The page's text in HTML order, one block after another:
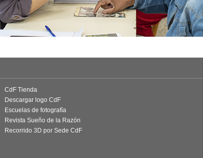
CdF Tienda
Descargar logo CdF
Escuelas de fotografía
Revista Sueño de la Razón
Recorrido 3D por Sede CdF